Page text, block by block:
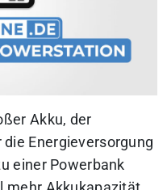
Akku, der
Energieversorgung
einer Powerbank